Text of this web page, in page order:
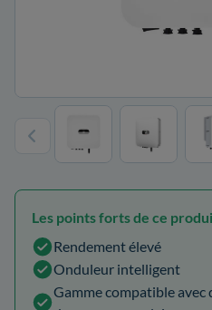
Les points forts de ce
Rendement élevé
Onduleur intelligent
Gamme compatible avec